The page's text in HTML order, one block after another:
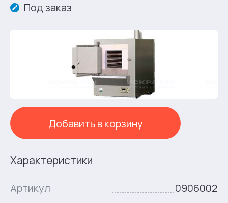
Характеристики
Артикул
0906002
Под заказ
Добавить в корзину